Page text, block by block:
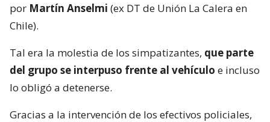
por Martín Anselmi (ex DT de Unión La Calera en
Chile).
Tal era la molestia de los simpatizantes, que parte
del grupo se interpuso frente al vehículo e incluso
lo obligó a detenerse.
Gracias a la intervención de los efectivos policiales,